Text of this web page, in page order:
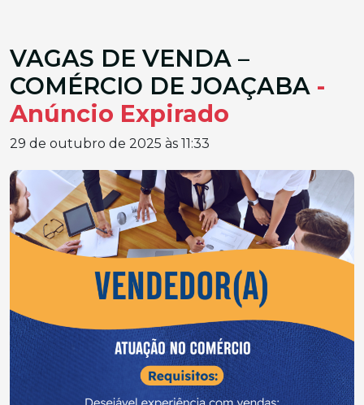
VAGAS DE VENDA –
COMÉRCIO DE JOAÇABA -
Anúncio Expirado
29 de outubro de 2025 às 11:33